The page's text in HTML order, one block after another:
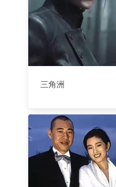
三角洲